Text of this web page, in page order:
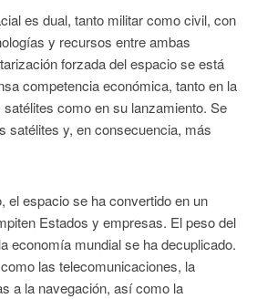
es dual, tanto militar como civil, con
y recursos entre ambas
forzada del espacio se está
competencia económica, tanto en la
como en su lanzamiento. Se
satélites y, en consecuencia, más
el espacio se ha convertido en un
Estados y empresas. El peso del
economía mundial se ha decuplicado.
las telecomunicaciones, la
a la navegación, así como la